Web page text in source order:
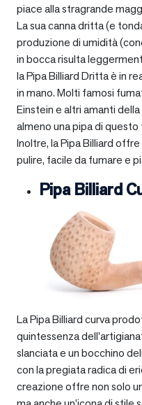
piace alla stragrande
La sua canna dritta (e
produzione di umidità
in bocca risulta
la Pipa Billiard Dritta è in
in mano. Molti famosi
Einstein e altri amanti
almeno una pipa di
Inoltre, la Pipa Billiard
pulire, facile da fumare e
Pipa Billiard
La Pipa Billiard curva
quintessenza
slanciata e un bocchino
con la pregiata radica di
creazione offre non solo